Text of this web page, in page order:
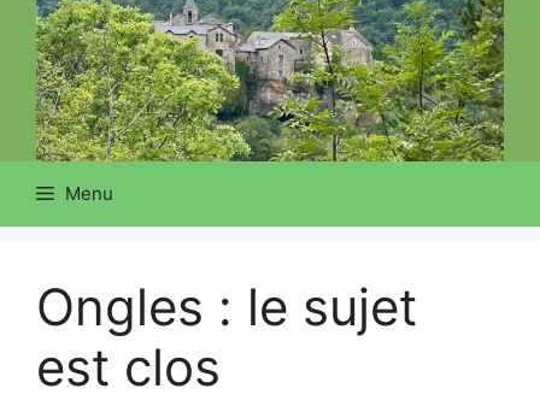
Menu
Ongles : le sujet
est clos